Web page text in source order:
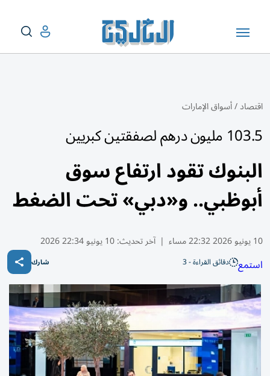
اقتصاد/أسواق الإمارات
103.5 مليون درهم لصفقتين كبريين
البنوك تقود ارتفاع سوق
أبوظبي.. و«دبي» تحت الضغط
10 يونيو 2026 22:32 مساء | آخر تحديث:10 يونيو 22:34 2026
استمع دقائق القراءة - 3 شارك